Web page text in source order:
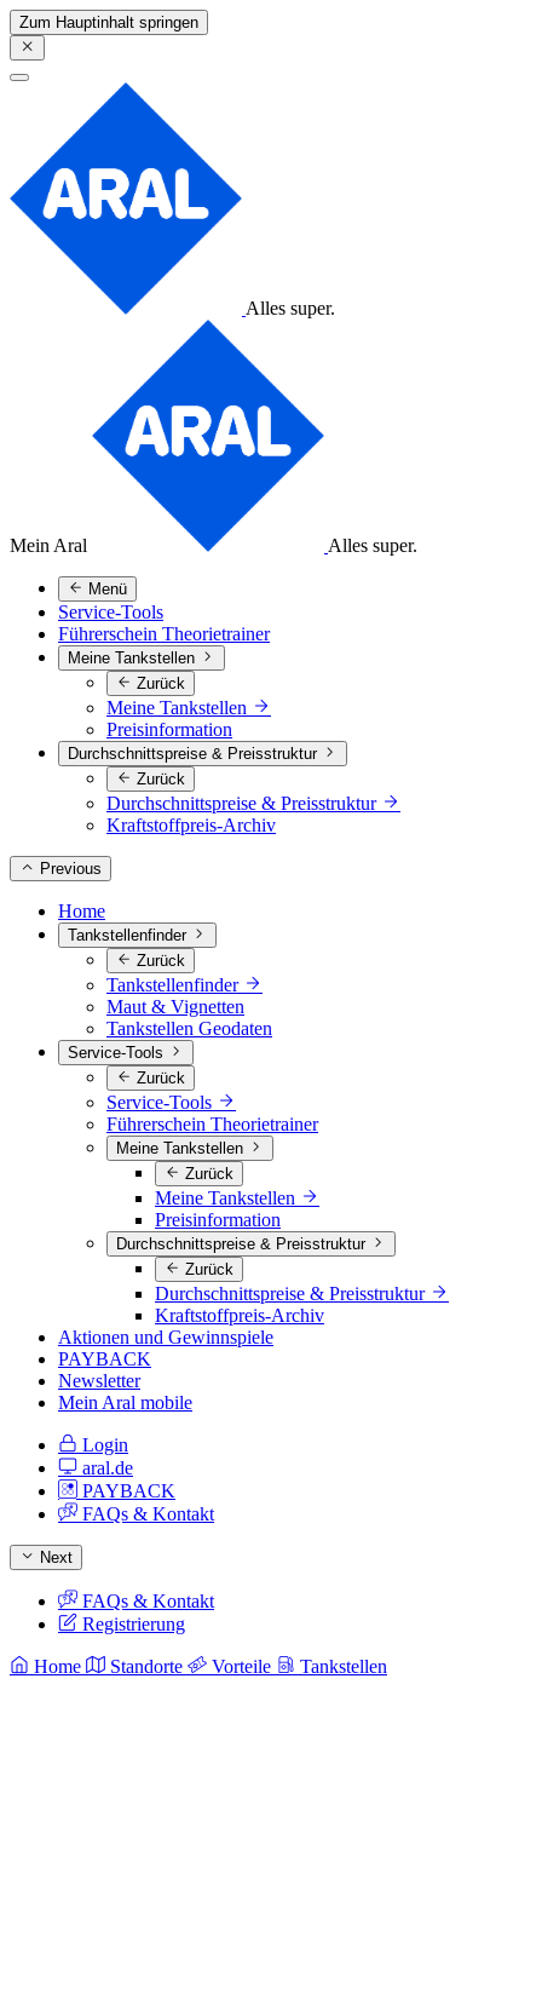
Zum Hauptinhalt springen
Alles super.
Mein Aral Alles super.
Menü
Service-Tools
Führerschein Theorietrainer
Meine Tankstellen
Zurück
Meine Tankstellen
Preisinformation
Durchschnittspreise & Preisstruktur
Zurück
Durchschnittspreise & Preisstruktur
Kraftstoffpreis-Archiv
Previous
Home
Tankstellenfinder
Zurück
Tankstellenfinder
Maut & Vignetten
Tankstellen Geodaten
Service-Tools
Zurück
Service-Tools
Führerschein Theorietrainer
Meine Tankstellen
Zurück
Meine Tankstellen
Preisinformation
Durchschnittspreise & Preisstruktur
Zurück
Durchschnittspreise & Preisstruktur
Kraftstoffpreis-Archiv
Aktionen und Gewinnspiele
PAYBACK
Newsletter
Mein Aral mobile
Login
aral.de
PAYBACK
FAQs & Kontakt
Next
FAQs & Kontakt
Registrierung
Home Standorte Vorteile Tankstellen